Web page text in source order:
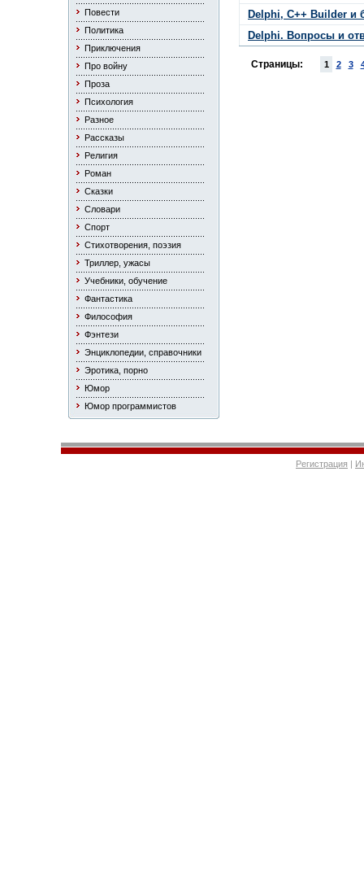
Повести
Политика
Приключения
Про войну
Проза
Психология
Разное
Рассказы
Религия
Роман
Сказки
Словари
Спорт
Стихотворения, поэзия
Триллер, ужасы
Учебники, обучение
Фантастика
Философия
Фэнтези
Энциклопедии, справочники
Эротика, порно
Юмор
Юмор программистов
Delphi, С++ Builder и
Delphi. Вопросы и
Страницы: 1 2 3
Регистрация |